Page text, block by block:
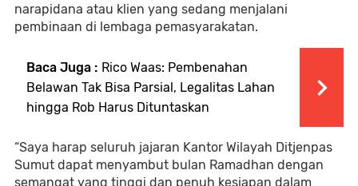
narapidana atau klien yang sedang menjalani
pembinaan di lembaga pemasyarakatan.
Baca Juga : Rico Waas: Pembenahan
Belawan Tak Bisa Parsial, Legalitas Lahan
hingga Rob Harus Dituntaskan
“Saya harap seluruh jajaran Kantor Wilayah Ditjenpas
Sumut dapat menyambut bulan Ramadhan dengan
semangat yang tinggi dan penuh kesiapan dalam